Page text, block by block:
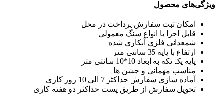
ویژگی‌های محصول
امکان ثبت سفارش پرداخت در محل
قابل اجرا با انواع سنگ معمولی
شمعدانی فلزی آبکاری شده
ارتفاع با پایه 35 سانتی متر
پایه یک تکه به ابعاد 10*10 سانتی متر
مناسب مهمانی و جشن ها
آماده سازی سفارش حداکثر 7 الی 10 روز کاری
تحویل سفارش از طریق پست حداکثر دو هفته کاری